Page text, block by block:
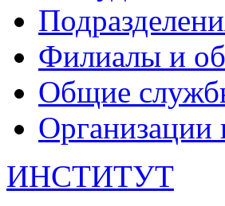
Филиалы и
Общие
ИНСТИТУТ